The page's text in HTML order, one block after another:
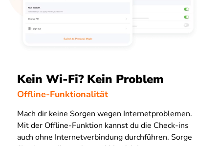
Kein Wi-Fi? Kein Problem
Offline-Funktionalität
Mach dir keine Sorgen wegen Internetproblemen.
Mit der Offline-Funktion kannst du die Check-ins
auch ohne Internetverbindung durchführen. Sorge